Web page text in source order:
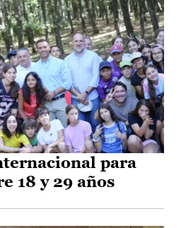
para
18 y 29 años